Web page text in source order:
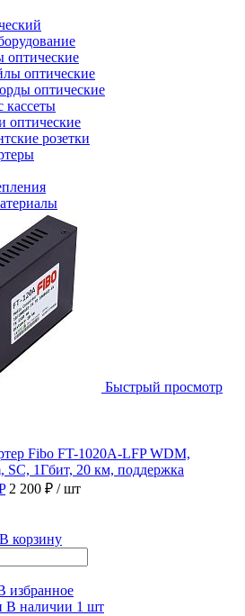
оптические
оптические
оптические
кассеты
оптические
розетки
Быстрый просмотр
Fibo FT-1020A-LFP WDM,
SC, 1Гбит, 20 км, поддержка
2 200 ₽ / шт
В корзину
избранное
В наличии 1 шт